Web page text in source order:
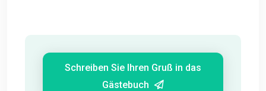
Schreiben Sie Ihren Gruß in das
Gästebuch